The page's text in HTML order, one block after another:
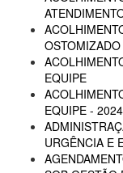
OSTOMIZADO
EQUIPE
EQUIPE - 2024
URGÊNCIA E